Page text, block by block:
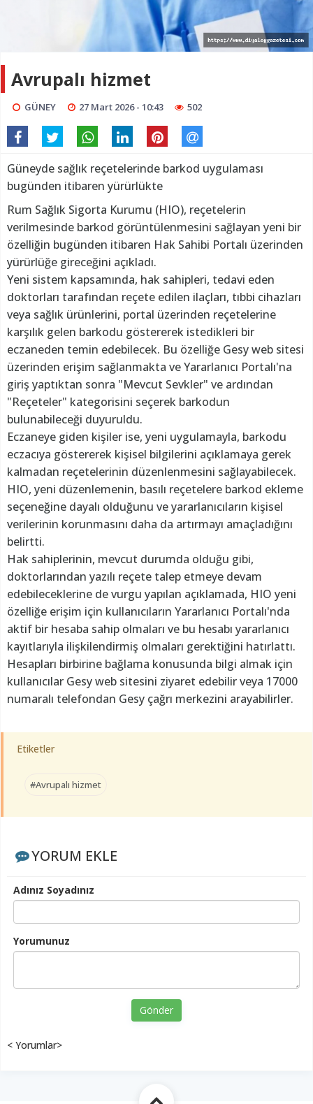
Avrupalı hizmet
GÜNEY 27 Mart 2026 - 10:43 502
Güneyde sağlık reçetelerinde barkod uygulaması
bugünden itibaren yürürlükte
Rum Sağlık Sigorta Kurumu (HIO), reçetelerin
verilmesinde barkod görüntülenmesini sağlayan yeni bir
özelliğin bugünden itibaren Hak Sahibi Portalı üzerinden
yürürlüğe gireceğini açıkladı.
Yeni sistem kapsamında, hak sahipleri, tedavi eden
doktorları tarafından reçete edilen ilaçları, tıbbi cihazları
veya sağlık ürünlerini, portal üzerinden reçetelerine
karşılık gelen barkodu göstererek istedikleri bir
eczaneden temin edebilecek. Bu özelliğe Gesy web sitesi
üzerinden erişim sağlanmakta ve Yararlanıcı Portalı'na
giriş yaptıktan sonra "Mevcut Sevkler" ve ardından
"Reçeteler" kategorisini seçerek barkodun
bulunabileceği duyuruldu.
Eczaneye giden kişiler ise, yeni uygulamayla, barkodu
eczacıya göstererek kişisel bilgilerini açıklamaya gerek
kalmadan reçetelerinin düzenlenmesini sağlayabilecek.
HIO, yeni düzenlemenin, basılı reçetelere barkod ekleme
seçeneğine dayalı olduğunu ve yararlanıcıların kişisel
verilerinin korunmasını daha da artırmayı amaçladığını
belirtti.
Hak sahiplerinin, mevcut durumda olduğu gibi,
doktorlarından yazılı reçete talep etmeye devam
edebileceklerine de vurgu yapılan açıklamada, HIO yeni
özelliğe erişim için kullanıcıların Yararlanıcı Portalı'nda
aktif bir hesaba sahip olmaları ve bu hesabı yararlanıcı
kayıtlarıyla ilişkilendirmiş olmaları gerektiğini hatırlattı.
Hesapları birbirine bağlama konusunda bilgi almak için
kullanıcılar Gesy web sitesini ziyaret edebilir veya 17000
numaralı telefondan Gesy çağrı merkezini arayabilirler.
Etiketler
#Avrupalı hizmet
YORUM EKLE
Adınız Soyadınız
Yorumunuz
Gönder
< Yorumlar>